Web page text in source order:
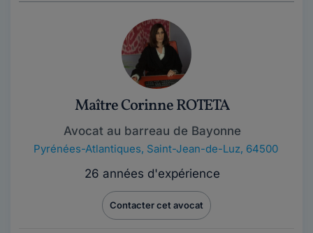
Maître Corinne ROTETA
Avocat au barreau de Bayonne
Pyrénées-Atlantiques, Saint-Jean-de-Luz, 64500
26 années d'expérience
Contacter cet avocat